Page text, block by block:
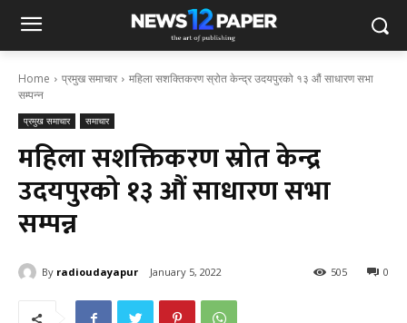
Home प्रमुख समाचार
महिला सशक्तिकरण स्रोत केन्द्र उदयपुरको १३ औं साधारण सभा
सम्पन्न
प्रमुख समाचार समाचार
महिला सशक्तिकरण स्रोत केन्द्र
उदयपुरको १३ औं साधारण सभा
सम्पन्न
By radioudayapur January 5, 2022 0
505